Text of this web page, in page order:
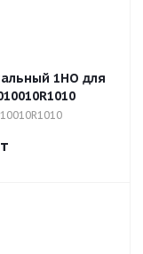
1НО для